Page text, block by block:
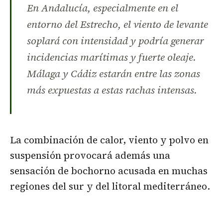
En Andalucía, especialmente en el
entorno del Estrecho, el viento de levante
soplará con intensidad y podría generar
incidencias marítimas y fuerte oleaje.
Málaga y Cádiz estarán entre las zonas
más expuestas a estas rachas intensas.
La combinación de calor, viento y polvo en
suspensión provocará además una
sensación de bochorno acusada en muchas
regiones del sur y del litoral mediterráneo.